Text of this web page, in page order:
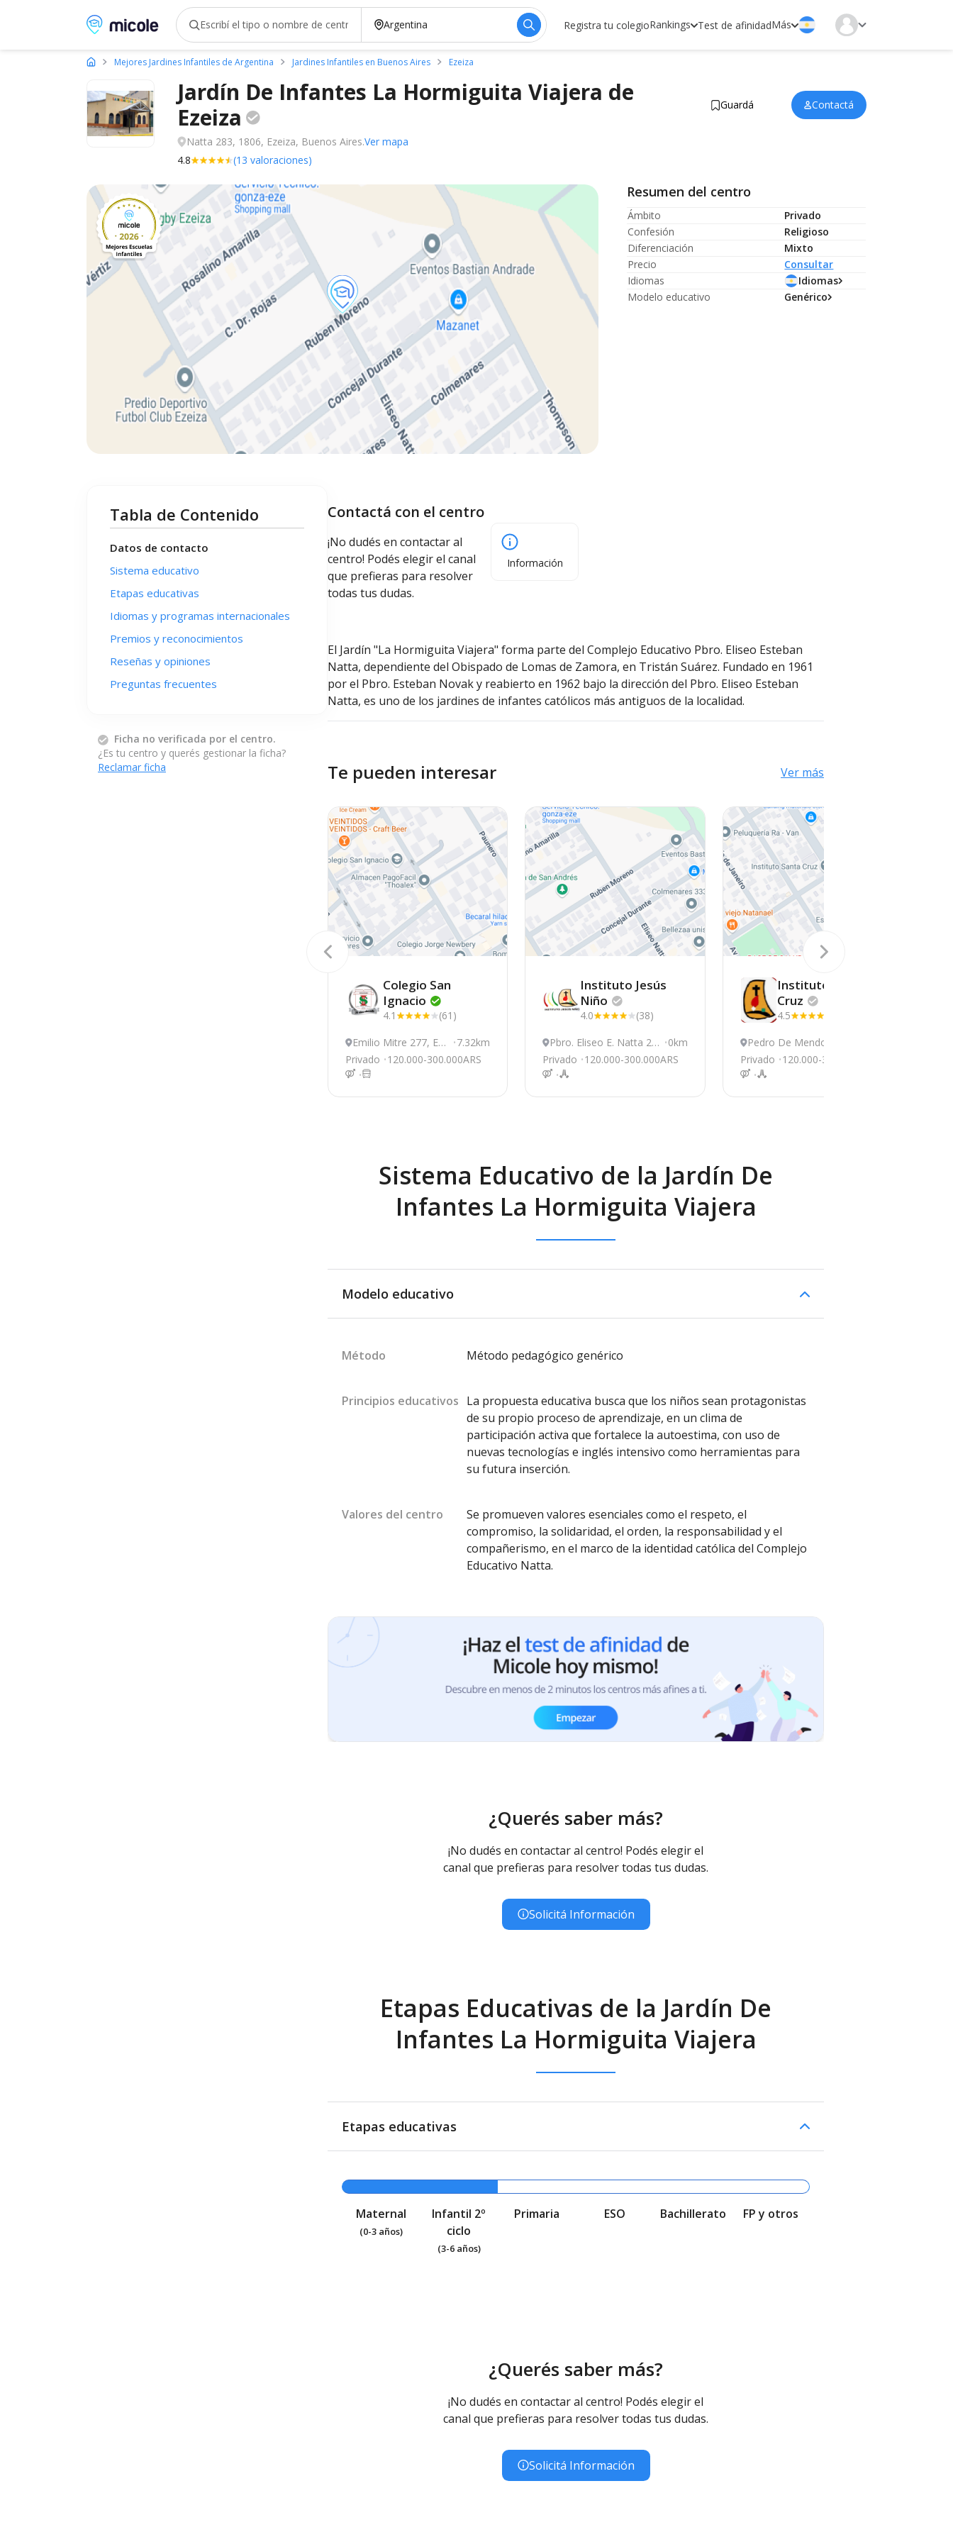
Micole, buscador de colegios Registra tu colegioRankings Test de afinidadMás
Mejores Jardines Infantiles de Argentina Jardines Infantiles en Buenos Aires Ezeiza
Jardín De Infantes La Hormiguita Viajera de
Ezeiza
Guardá Contactá
Natta 283, 1806, Ezeiza, Buenos Aires.Ver mapa
4.8
(13 valoraciones)
Resumen del centro
Ámbito
Privado
Confesión
Religioso
Diferenciación
Mixto
Precio
Consultar
Idiomas
Idiomas
Modelo educativo
Genérico
Tabla de Contenido
Datos de contacto
Sistema educativo
Etapas educativas
Idiomas y programas internacionales
Premios y reconocimientos
Reseñas y opiniones
Preguntas frecuentes
Ficha no verificada por el centro.
¿Es tu centro y querés gestionar la ficha?
Reclamar ficha
Contactá con el centro
¡No dudés en contactar al
centro! Podés elegir el canal
que prefieras para resolver
todas tus dudas.
Información
El Jardín "La Hormiguita Viajera" forma parte del Complejo Educativo Pbro. Eliseo Esteban
Natta, dependiente del Obispado de Lomas de Zamora, en Tristán Suárez. Fundado en 1961
por el Pbro. Esteban Novak y reabierto en 1962 bajo la dirección del Pbro. Eliseo Esteban
Natta, es uno de los jardines de infantes católicos más antiguos de la localidad.
Te pueden interesar Ver más
Colegio San
Ignacio
4.1
(61)
Emilio Mitre 277, Eze
iza
7.32km
Privado
120.000-300.000ARS
Instituto Jesús
Niño
4.0
(38)
Pbro. Eliseo E. Natta 24
1, Ezeiza
0km
Privado
120.000-300.000ARS
Instituto Santa
Cruz
4.5
Pedro De Mendoza
1259 Barrio Santa M
arta, Ezeiza
Privado
120.000-300.000ARS
Sistema Educativo de la Jardín De
Infantes La Hormiguita Viajera
Modelo educativo
Método Método pedagógico genérico
Principios educativos La propuesta educativa busca que los niños sean protagonistas
de su propio proceso de aprendizaje, en un clima de
participación activa que fortalece la autoestima, con uso de
nuevas tecnologías e inglés intensivo como herramientas para
su futura inserción.
Valores del centro
Se promueven valores esenciales como el respeto, el
compromiso, la solidaridad, el orden, la responsabilidad y el
compañerismo, en el marco de la identidad católica del Complejo
Educativo Natta.
¿Querés saber más?
¡No dudés en contactar al centro! Podés elegir el
canal que prefieras para resolver todas tus dudas.
Solicitá Información
Etapas Educativas de la Jardín De
Infantes La Hormiguita Viajera
Etapas educativas
Maternal
(0-3 años)
Infantil 2º
ciclo
(3-6 años)
Primaria ESO Bachillerato FP y otros
¿Querés saber más?
¡No dudés en contactar al centro! Podés elegir el
canal que prefieras para resolver todas tus dudas.
Solicitá Información